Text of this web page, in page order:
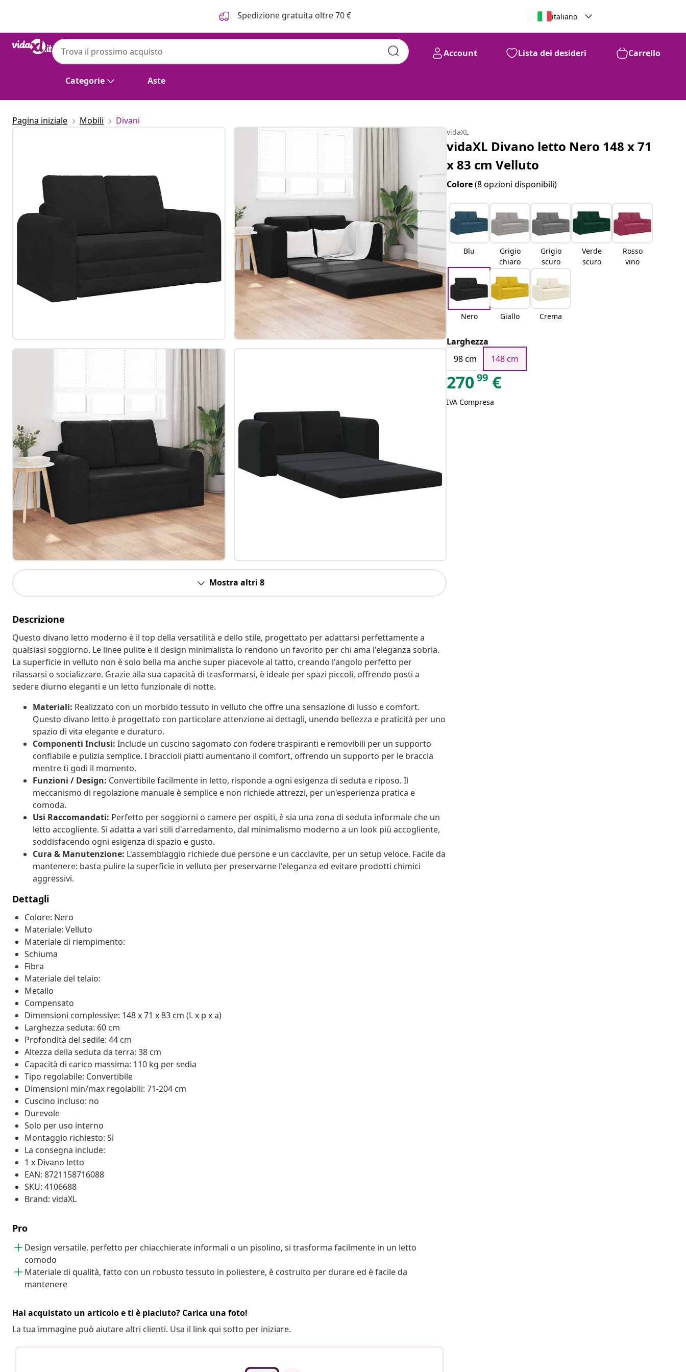
Spedizione gratuita oltre 70 € italiano
Categorie Aste
Account Lista dei desideri Carrello
Pagina iniziale Mobili Divani
Mostra altri 8
Descrizione
Questo divano letto moderno è il top della versatilità e dello stile, progettato per adattarsi perfettamente a
qualsiasi soggiorno. Le linee pulite e il design minimalista lo rendono un favorito per chi ama l'eleganza sobria.
La superficie in velluto non è solo bella ma anche super piacevole al tatto, creando l'angolo perfetto per
rilassarsi o socializzare. Grazie alla sua capacità di trasformarsi, è ideale per spazi piccoli, offrendo posti a
sedere diurno eleganti e un letto funzionale di notte.
Materiali: Realizzato con un morbido tessuto in velluto che offre una sensazione di lusso e comfort.
Questo divano letto è progettato con particolare attenzione ai dettagli, unendo bellezza e praticità per uno
spazio di vita elegante e duraturo.
Componenti Inclusi: Include un cuscino sagomato con fodere traspiranti e removibili per un supporto
confiabile e pulizia semplice. I braccioli piatti aumentano il comfort, offrendo un supporto per le braccia
mentre ti godi il momento.
Funzioni / Design: Convertibile facilmente in letto, risponde a ogni esigenza di seduta e riposo. Il
meccanismo di regolazione manuale è semplice e non richiede attrezzi, per un'esperienza pratica e
comoda.
Usi Raccomandati: Perfetto per soggiorni o camere per ospiti, è sia una zona di seduta informale che un
letto accogliente. Si adatta a vari stili d'arredamento, dal minimalismo moderno a un look più accogliente,
soddisfacendo ogni esigenza di spazio e gusto.
Cura & Manutenzione: L'assemblaggio richiede due persone e un cacciavite, per un setup veloce. Facile da
mantenere: basta pulire la superficie in velluto per preservarne l'eleganza ed evitare prodotti chimici
aggressivi.
Dettagli
Colore: Nero
Materiale: Velluto
Materiale di riempimento:
Schiuma
Fibra
Materiale del telaio:
Metallo
Compensato
Dimensioni complessive: 148 x 71 x 83 cm (L x p x a)
Larghezza seduta: 60 cm
Profondità del sedile: 44 cm
Altezza della seduta da terra: 38 cm
Capacità di carico massima: 110 kg per sedia
Tipo regolabile: Convertibile
Dimensioni min/max regolabili: 71-204 cm
Cuscino incluso: no
Durevole
Solo per uso interno
Montaggio richiesto: Sì
La consegna include:
1 x Divano letto
EAN: 8721158716088
SKU: 4106688
Brand: vidaXL
Pro
Design versatile, perfetto per chiacchierate informali o un pisolino, si trasforma facilmente in un letto
comodo
Materiale di qualità, fatto con un robusto tessuto in poliestere, è costruito per durare ed è facile da
mantenere
Hai acquistato un articolo e ti è piaciuto? Carica una foto!
La tua immagine può aiutare altri clienti. Usa il link qui sotto per iniziare.
vidaXL
vidaXL Divano letto Nero 148 x 71
x 83 cm Velluto
Colore(8 opzioni disponibili)
Blu
Grigio
chiaro
Grigio
scuro
Verde
scuro
Rosso
vino
Nero Giallo Crema
Larghezza
98 cm
148 cm
27099 €
IVA Compresa